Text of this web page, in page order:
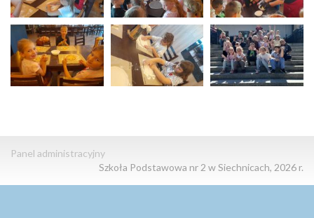
Panel administracyjny
Szkoła Podstawowa nr 2 w Siechnicach, 2026 r.